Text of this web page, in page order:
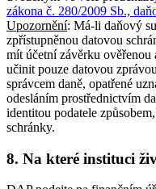
zákona č. 280/2009 Sb.,
Upozornění: Má-li daňový
zpřístupněnou datovou
mít účetní závěrku
učinit pouze datovou
správcem daně, opatřené
odesláním prostřednictvím
identitou podatele
schránky.
8. Na které instituci